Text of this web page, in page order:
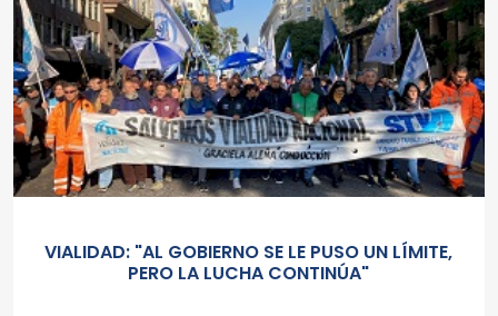
VIALIDAD: "AL GOBIERNO SE LE PUSO UN LÍMITE,
PERO LA LUCHA CONTINÚA"